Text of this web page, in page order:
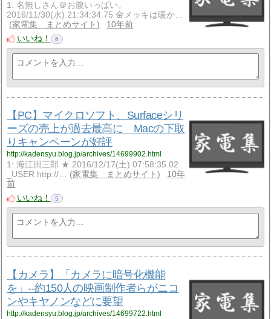
1: 名無しさん＠お腹いっぱい。
2016/11/30(水) 21:34:34.75 金メッキは暖か…
家電集 まとめサイト
10年前
いいね！
6
【PC】マイクロソフト、Surfaceシリ
ーズの売上が過去最高に Macの下取
りキャンペーンが好評
http://kadensyu.blog.jp/archives/14699902.html
1: 海江田三郎 ★ 2016/12/17(土) 07:58:35.02
_USER http://…
家電集 まとめサイト
10年
前
いいね！
5
【カメラ】「カメラに暗号化機能
を」--約150人の映画制作者らがニコ
ンやキヤノンなどに要望
http://kadensyu.blog.jp/archives/14699722.html